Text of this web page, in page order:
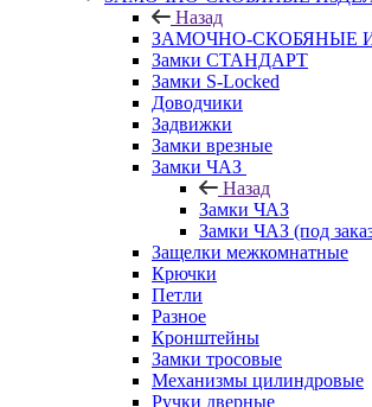
Назад
ЗАМОЧНО-СКОБЯНЫЕ
Замки СТАНДАРТ
Замки S-Locked
Доводчики
Задвижки
Замки врезные
Замки ЧАЗ
Назад
Замки ЧАЗ
Замки ЧАЗ (под
Защелки межкомнатные
Крючки
Петли
Разное
Кронштейны
Замки тросовые
Механизмы цилиндровые
Ручки дверные